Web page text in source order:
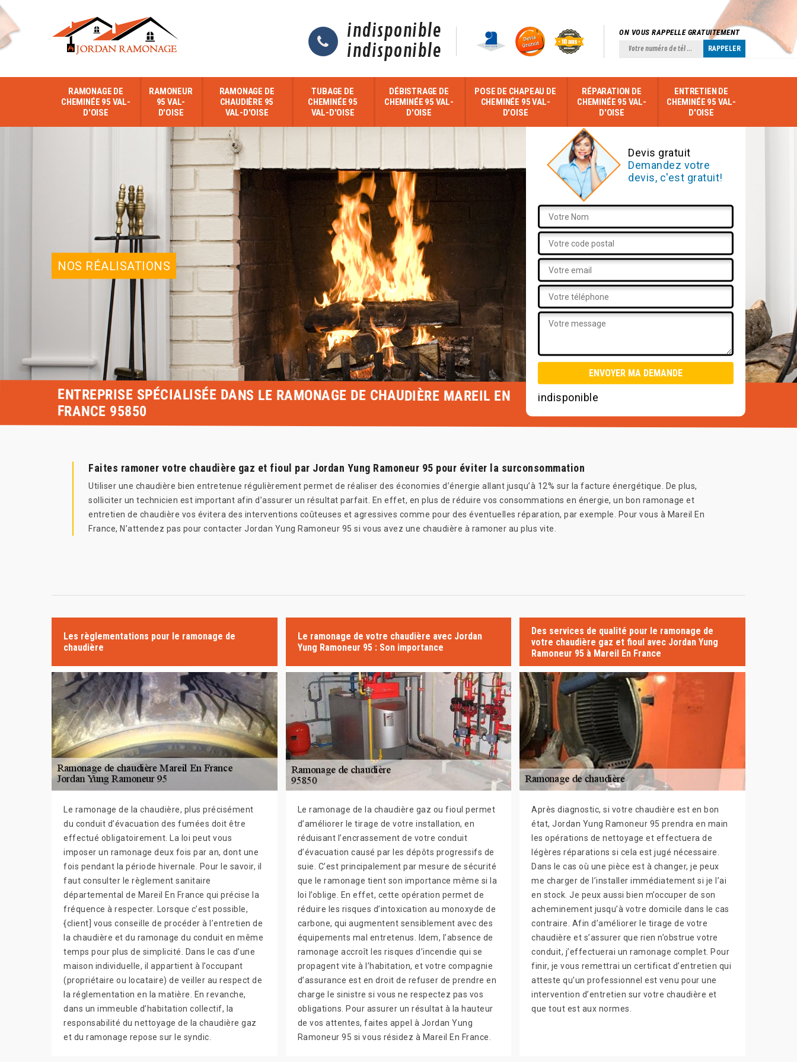
indisponible
indisponible
ON VOUS RAPPELLE GRATUITEMENT
RAMONAGE DE
CHEMINÉE 95 VAL-
D'OISE
RAMONEUR
95 VAL-
D'OISE
RAMONAGE DE
CHAUDIÈRE 95
VAL-D'OISE
TUBAGE DE
CHEMINÉE 95
VAL-D'OISE
DÉBISTRAGE DE
CHEMINÉE 95 VAL-
D'OISE
POSE DE CHAPEAU DE
CHEMINÉE 95 VAL-
D'OISE
RÉPARATION DE
CHEMINÉE 95 VAL-
D'OISE
ENTRETIEN DE
CHEMINÉE 95 VAL-
D'OISE
NOS RÉALISATIONS
Devis gratuit
Demandez votre
devis, c'est gratuit!
indisponible
ENTREPRISE SPÉCIALISÉE DANS LE RAMONAGE DE CHAUDIÈRE MAREIL EN
FRANCE 95850
Faites ramoner votre chaudière gaz et fioul par Jordan Yung Ramoneur 95 pour éviter la surconsommation
Utiliser une chaudière bien entretenue régulièrement permet de réaliser des économies d’énergie allant jusqu’à 12% sur la facture énergétique. De plus,
solliciter un technicien est important afin d’assurer un résultat parfait. En effet, en plus de réduire vos consommations en énergie, un bon ramonage et
entretien de chaudière vos évitera des interventions coûteuses et agressives comme pour des éventuelles réparation, par exemple. Pour vous à Mareil En
France, N’attendez pas pour contacter Jordan Yung Ramoneur 95 si vous avez une chaudière à ramoner au plus vite.
Les règlementations pour le ramonage de
chaudière
Le ramonage de la chaudière, plus précisément
du conduit d’évacuation des fumées doit être
effectué obligatoirement. La loi peut vous
imposer un ramonage deux fois par an, dont une
fois pendant la période hivernale. Pour le savoir, il
faut consulter le règlement sanitaire
départemental de Mareil En France qui précise la
fréquence à respecter. Lorsque c’est possible,
{client] vous conseille de procéder à l’entretien de
la chaudière et du ramonage du conduit en même
temps pour plus de simplicité. Dans le cas d’une
maison individuelle, il appartient à l’occupant
(propriétaire ou locataire) de veiller au respect de
la réglementation en la matière. En revanche,
dans un immeuble d’habitation collectif, la
responsabilité du nettoyage de la chaudière gaz
et du ramonage repose sur le syndic.
Le ramonage de votre chaudière avec Jordan
Yung Ramoneur 95 : Son importance
Le ramonage de la chaudière gaz ou fioul permet
d’améliorer le tirage de votre installation, en
réduisant l’encrassement de votre conduit
d’évacuation causé par les dépôts progressifs de
suie. C’est principalement par mesure de sécurité
que le ramonage tient son importance même si la
loi l’oblige. En effet, cette opération permet de
réduire les risques d’intoxication au monoxyde de
carbone, qui augmentent sensiblement avec des
équipements mal entretenus. Idem, l’absence de
ramonage accroît les risques d’incendie qui se
propagent vite à l’habitation, et votre compagnie
d’assurance est en droit de refuser de prendre en
charge le sinistre si vous ne respectez pas vos
obligations. Pour assurer un résultat à la hauteur
de vos attentes, faites appel à Jordan Yung
Ramoneur 95 si vous résidez à Mareil En France.
Des services de qualité pour le ramonage de
votre chaudière gaz et fioul avec Jordan Yung
Ramoneur 95 à Mareil En France
Après diagnostic, si votre chaudière est en bon
état, Jordan Yung Ramoneur 95 prendra en main
les opérations de nettoyage et effectuera de
légères réparations si cela est jugé nécessaire.
Dans le cas où une pièce est à changer, je peux
me charger de l’installer immédiatement si je l’ai
en stock. Je peux aussi bien m’occuper de son
acheminement jusqu’à votre domicile dans le cas
contraire. Afin d’améliorer le tirage de votre
chaudière et s’assurer que rien n’obstrue votre
conduit, j’effectuerai un ramonage complet. Pour
finir, je vous remettrai un certificat d’entretien qui
atteste qu’un professionnel est venu pour une
intervention d’entretien sur votre chaudière et
que tout est aux normes.